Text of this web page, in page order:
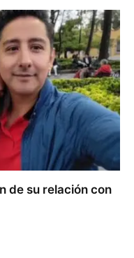
de su relación con